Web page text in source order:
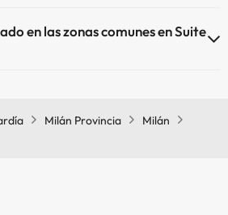
en las zonas comunes en Suite
Milán Provincia
Milán